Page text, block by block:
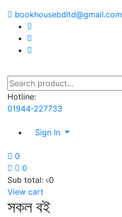
bookhousebdltd@gmail.com
Hotline:
01944-227733
Sign In
0
0
Sub total: ৳0
View cart
সকল বই